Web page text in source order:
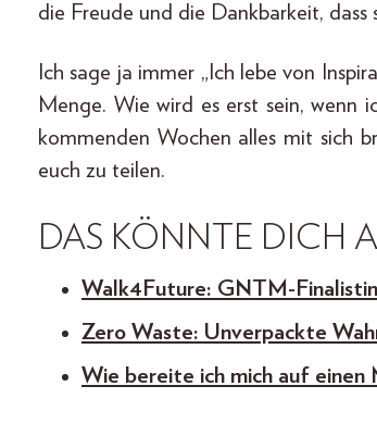
die Freude und die Dankbarkeit,
Ich sage ja immer „Ich lebe von
Menge. Wie wird es erst sein, wenn
kommenden Wochen alles mit sich
euch zu teilen.
DAS KÖNNTE DICH
Walk4Future: GNTM-
Zero Waste: Unverpackte
Wie bereite ich mich auf einen